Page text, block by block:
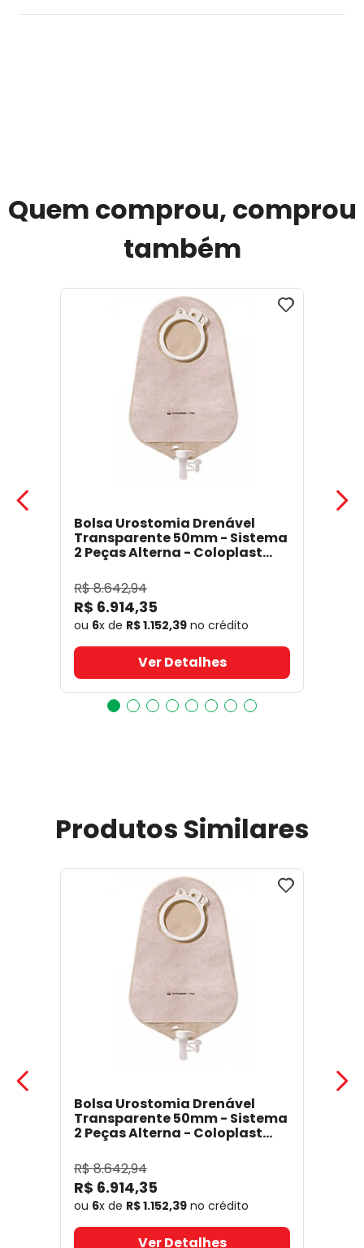
Quem comprou, comprou
também
Bolsa Urostomia Drenável
Transparente 50mm - Sistema
2 Peças Alterna - Coloplast
R$8.642,94
R$ 6.914,35
ou 6x de R$1.152,39 no crédito
Ver Detalhes
Produtos Similares
Bolsa Urostomia Drenável
Transparente 50mm - Sistema
2 Peças Alterna - Coloplast
R$8.642,94
R$ 6.914,35
ou 6x de R$1.152,39 no crédito
Ver Detalhes